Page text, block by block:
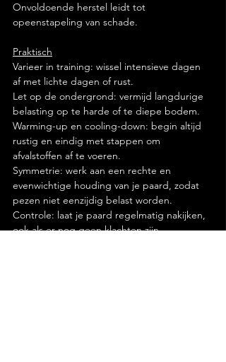
Onvoldoende herstel leidt tot
opeenstapeling van schade.
Praktisch
Varieer in training: wissel intensieve dagen
af met lichte dagen of rust.
Let op de ondergrond: vermijd langdurige
belasting op te harde of te diepe bodem.
Warming-up en cooling-down: begin altijd
rustig en eindig met stappen om
afvalstoffen af te voeren.
Symmetrie: werk aan een rechte en
evenwichtige houding van je paard, zodat
pezen niet eenzijdig belast worden.
Controle: laat je paard regelmatig nakijken,
ook als er nog geen klachten zijn.